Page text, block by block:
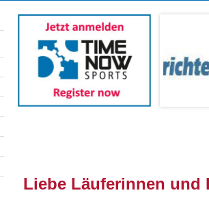
Liebe Läuferinnen und